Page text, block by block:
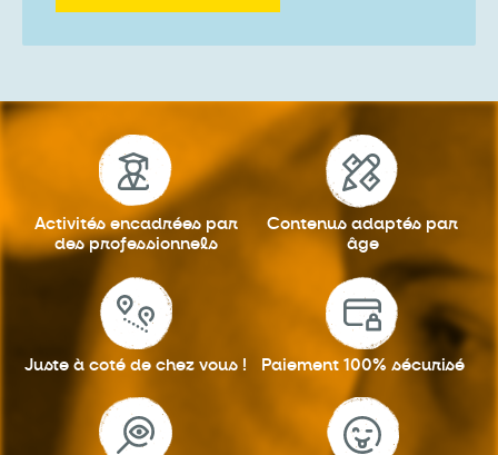
Activités encadrées par
des professionnels
Contenus adaptés par
âge
Juste à coté de chez vous ! Paiement 100% sécurisé